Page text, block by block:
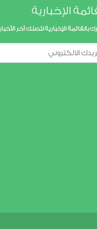
الإخبارية
بالقائمة الإخبارية لتصلك آخر الأخبار